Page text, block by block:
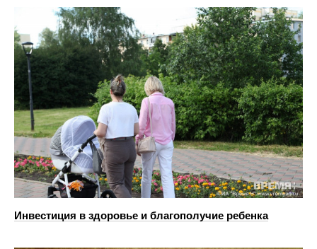
Инвестиция в здоровье и благополучие ребенка